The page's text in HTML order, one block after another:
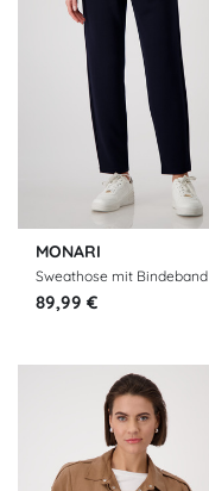
MONARI
Sweathose mit Bindeband
89,99 €